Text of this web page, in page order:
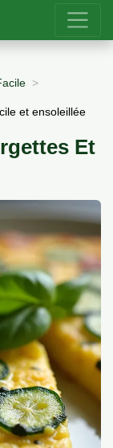
et ensoleillée
Et